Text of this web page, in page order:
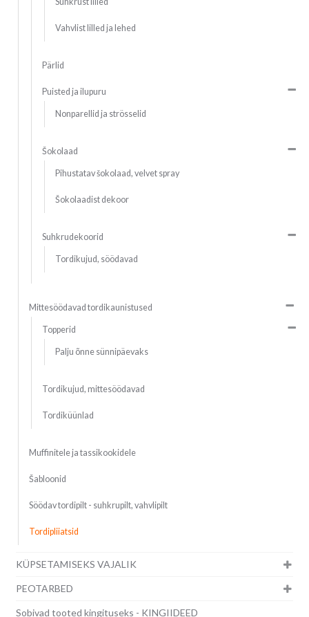
Vahvlist lilled ja lehed
Pärlid
Puisted ja ilupuru
Nonparellid ja strösselid
Šokolaad
Pihustatav šokolaad, velvet spray
Šokolaadist dekoor
Suhkrudekoorid
Tordikujud, söödavad
Mittesöödavad tordikaunistused
Topperid
Palju õnne sünnipäevaks
Tordikujud, mittesöödavad
Tordiküünlad
Muffinitele ja tassikookidele
Šabloonid
Söödav tordipilt - suhkrupilt, vahvlipilt
Tordipliiatsid
KÜPSETAMISEKS VAJALIK
PEOTARBED
Sobivad tooted kingituseks - KINGIIDEED